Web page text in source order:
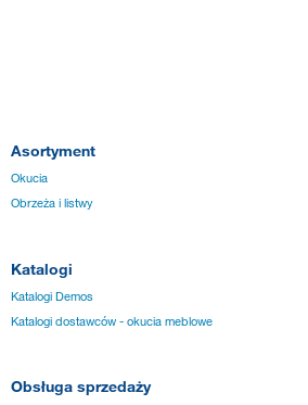
Asortyment
Okucia
Obrzeża i listwy
Katalogi
Katalogi Demos
Katalogi dostawców - okucia meblowe
Obsługa sprzedaży